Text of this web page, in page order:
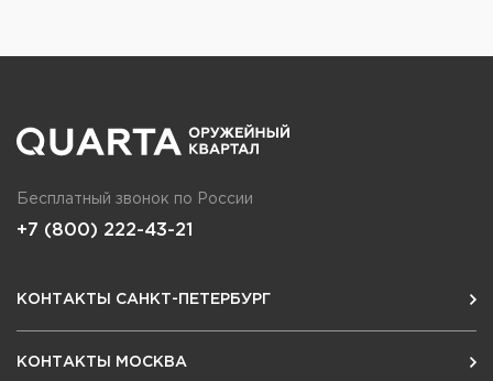
Бесплатный звонок по России
+7 (800) 222-43-21
КОНТАКТЫ САНКТ-ПЕТЕРБУРГ
КОНТАКТЫ МОСКВА